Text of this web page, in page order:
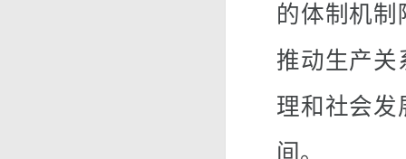
的体制机
推动生产关
理和社会发
间。